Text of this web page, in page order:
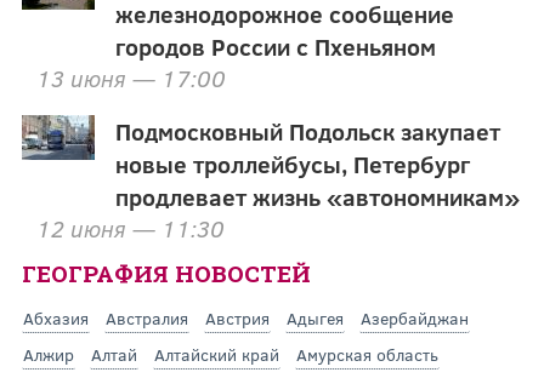
железнодорожное сообщение
городов России с Пхеньяном
13 июня — 17:00
Подмосковный Подольск закупает
новые троллейбусы, Петербург
продлевает жизнь «автономникам»
12 июня — 11:30
ГЕОГРАФИЯ НОВОСТЕЙ
Абхазия Австралия Австрия Адыгея
Азербайджан
Алжир
Алтай Алтайский край
Амурская область